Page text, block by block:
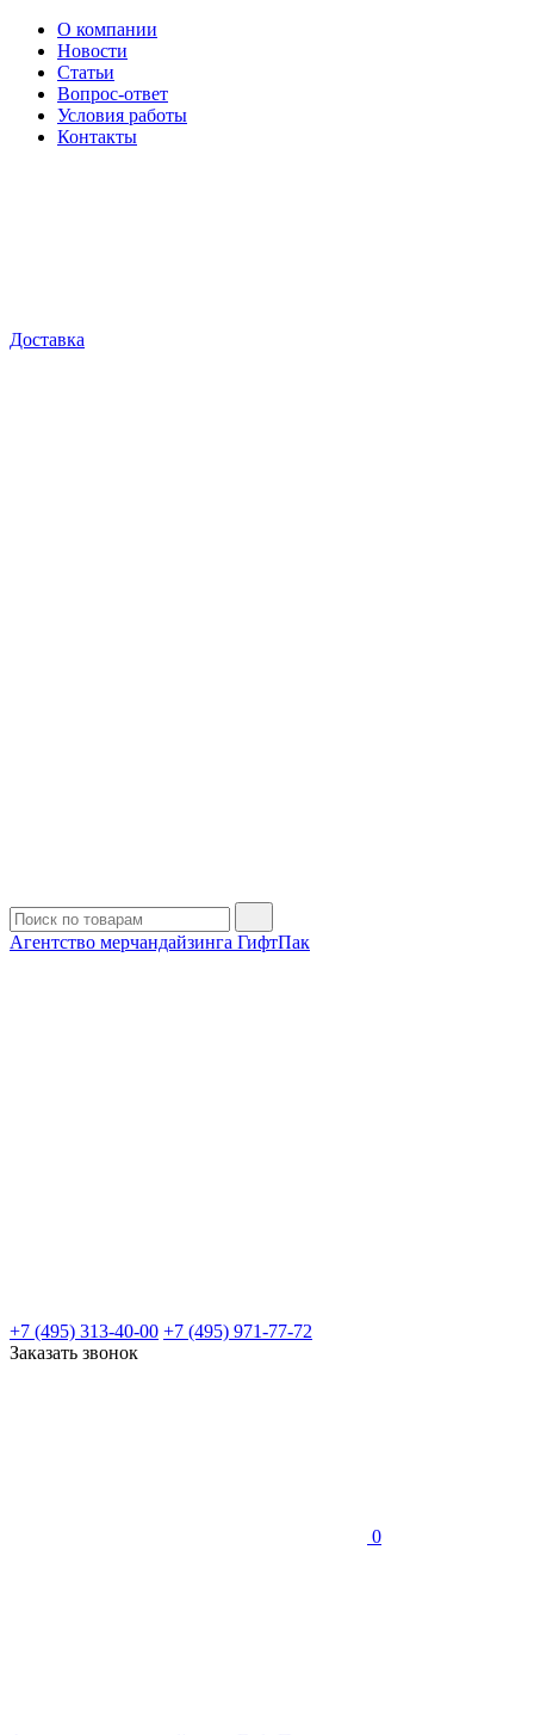
О компании
Новости
Статьи
Вопрос-ответ
Условия работы
Контакты
Доставка
Агентство мерчандайзинга ГифтПак
+7 (495) 313-40-00 +7 (495) 971-77-72
Заказать звонок
0